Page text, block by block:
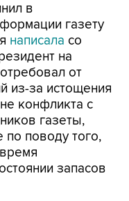
в
газету
написала со
на
от
из-за истощения
конфликта с
газеты,
поводу того,
запасов